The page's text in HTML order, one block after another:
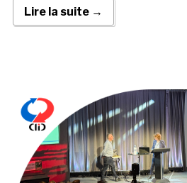
Lire la suite →